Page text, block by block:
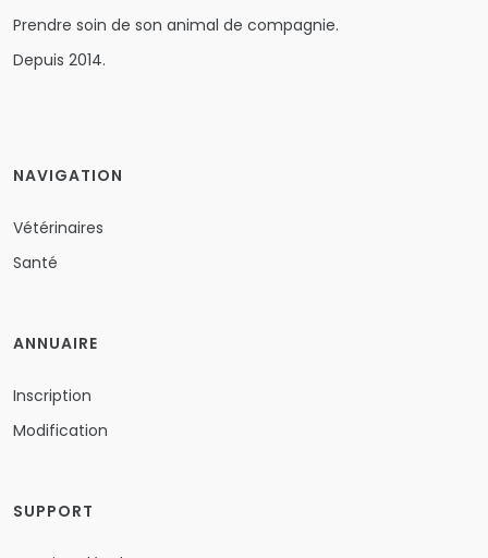
Prendre soin de son animal de compagnie.
Depuis 2014.
NAVIGATION
Vétérinaires
Santé
ANNUAIRE
Inscription
Modification
SUPPORT